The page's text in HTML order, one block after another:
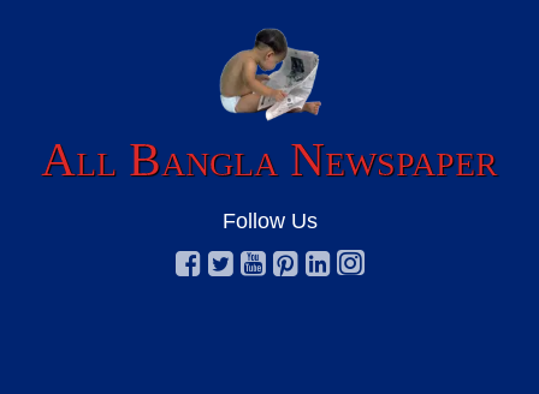
All Bangla Newspaper
Follow Us